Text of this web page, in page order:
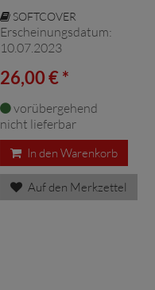
SOFTCOVER
Erscheinungsdatum:
10.07.2023
26,00 € *
vorübergehend
nicht lieferbar
In den Warenkorb
Auf den Merkzettel